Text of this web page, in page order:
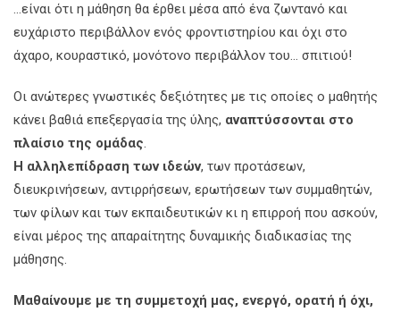
…είναι ότι η μάθηση θα έρθει μέσα από ένα ζωντανό και
ευχάριστο περιβάλλον ενός φροντιστηρίου και όχι στο
άχαρο, κουραστικό, μονότονο περιβάλλον του… σπιτιού!
Οι ανώτερες γνωστικές δεξιότητες με τις οποίες ο μαθητής
κάνει βαθιά επεξεργασία της ύλης, αναπτύσσονται στο
πλαίσιο της ομάδας.
Η αλληλεπίδραση των ιδεών, των προτάσεων,
διευκρινήσεων, αντιρρήσεων, ερωτήσεων των συμμαθητών,
των φίλων και των εκπαιδευτικών κι η επιρροή που ασκούν,
είναι μέρος της απαραίτητης δυναμικής διαδικασίας της
μάθησης.
Μαθαίνουμε με τη συμμετοχή μας, ενεργό, ορατή ή όχι,